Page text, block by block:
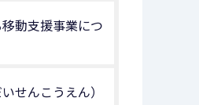
動支援事業につ
せんこうえん）